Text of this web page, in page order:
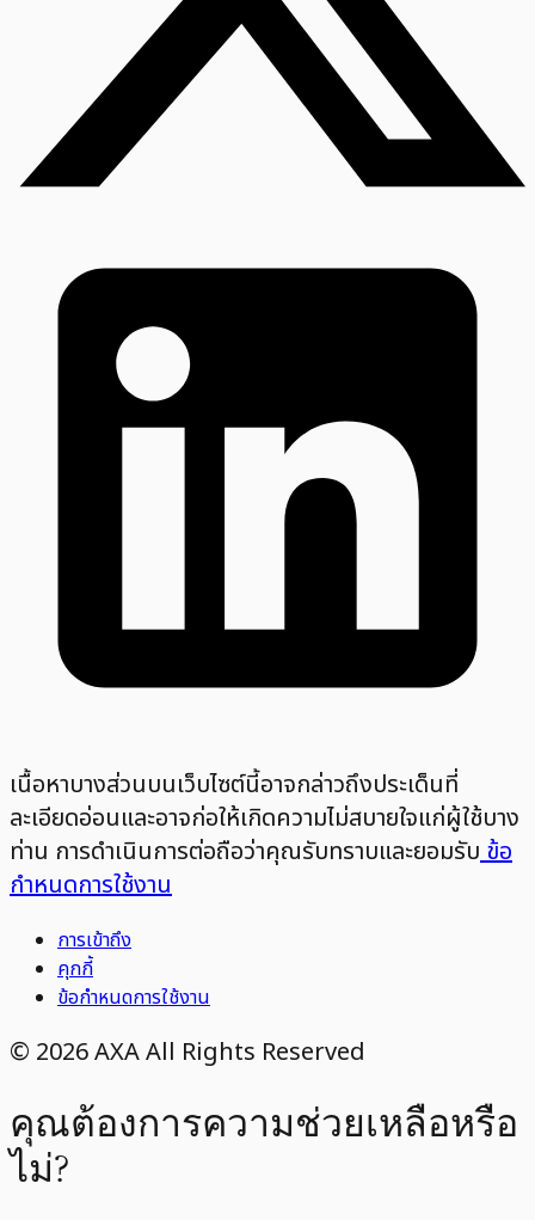
เนื้อหาบางส่วนบนเว็บไซต์นี้อาจกล่าวถึงประเด็นที่
ละเอียดอ่อนและอาจก่อให้เกิดความไม่สบายใจแก่ผู้ใช้บาง
ท่าน การดำเนินการต่อถือว่าคุณรับทราบและยอมรับ ข้อ
กำหนดการใช้งาน
การเข้าถึง
คุกกี้
ข้อกำหนดการใช้งาน
© 2026AXA All Rights Reserved
คุณต้องการความช่วยเหลือหรือ
ไม่?